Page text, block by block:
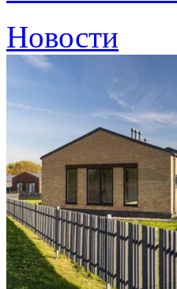
Новости